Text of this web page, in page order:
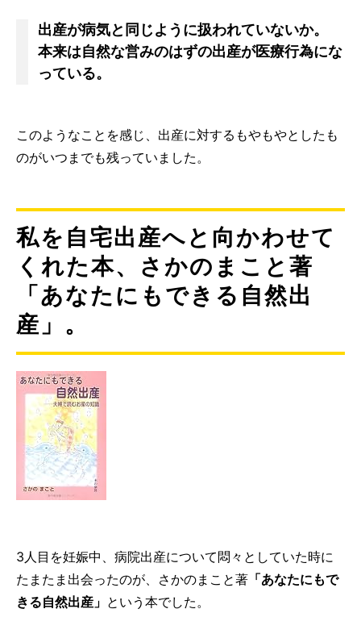
出産が病気と同じように扱われていないか。
本来は自然な営みのはずの出産が医療行為にな
っている。
このようなことを感じ、出産に対するもやもやとしたも
のがいつまでも残っていました。
私を自宅出産へと向かわせて
くれた本、さかのまこと著
「あなたにもできる自然出
産」。
3人目を妊娠中、病院出産について悶々としていた時に
たまたま出会ったのが、さかのまこと著 「あなたにもで
きる自然出産」 という本でした。